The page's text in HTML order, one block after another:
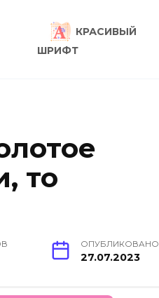
КРАСИВЫЙ
ШРИФТ
то
ОПУБЛИКОВАНО
27.07.2023